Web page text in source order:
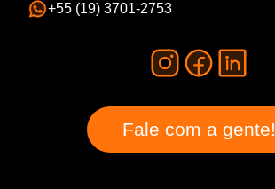
+55 (19) 3701-2753
Fale com a gente!